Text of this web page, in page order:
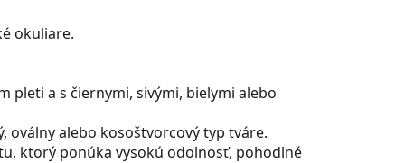
okuliare.
pleti a s čiernymi, sivými, bielymi alebo
oválny alebo kosoštvorcový typ tváre.
ktorý ponúka vysokú odolnosť, pohodlné